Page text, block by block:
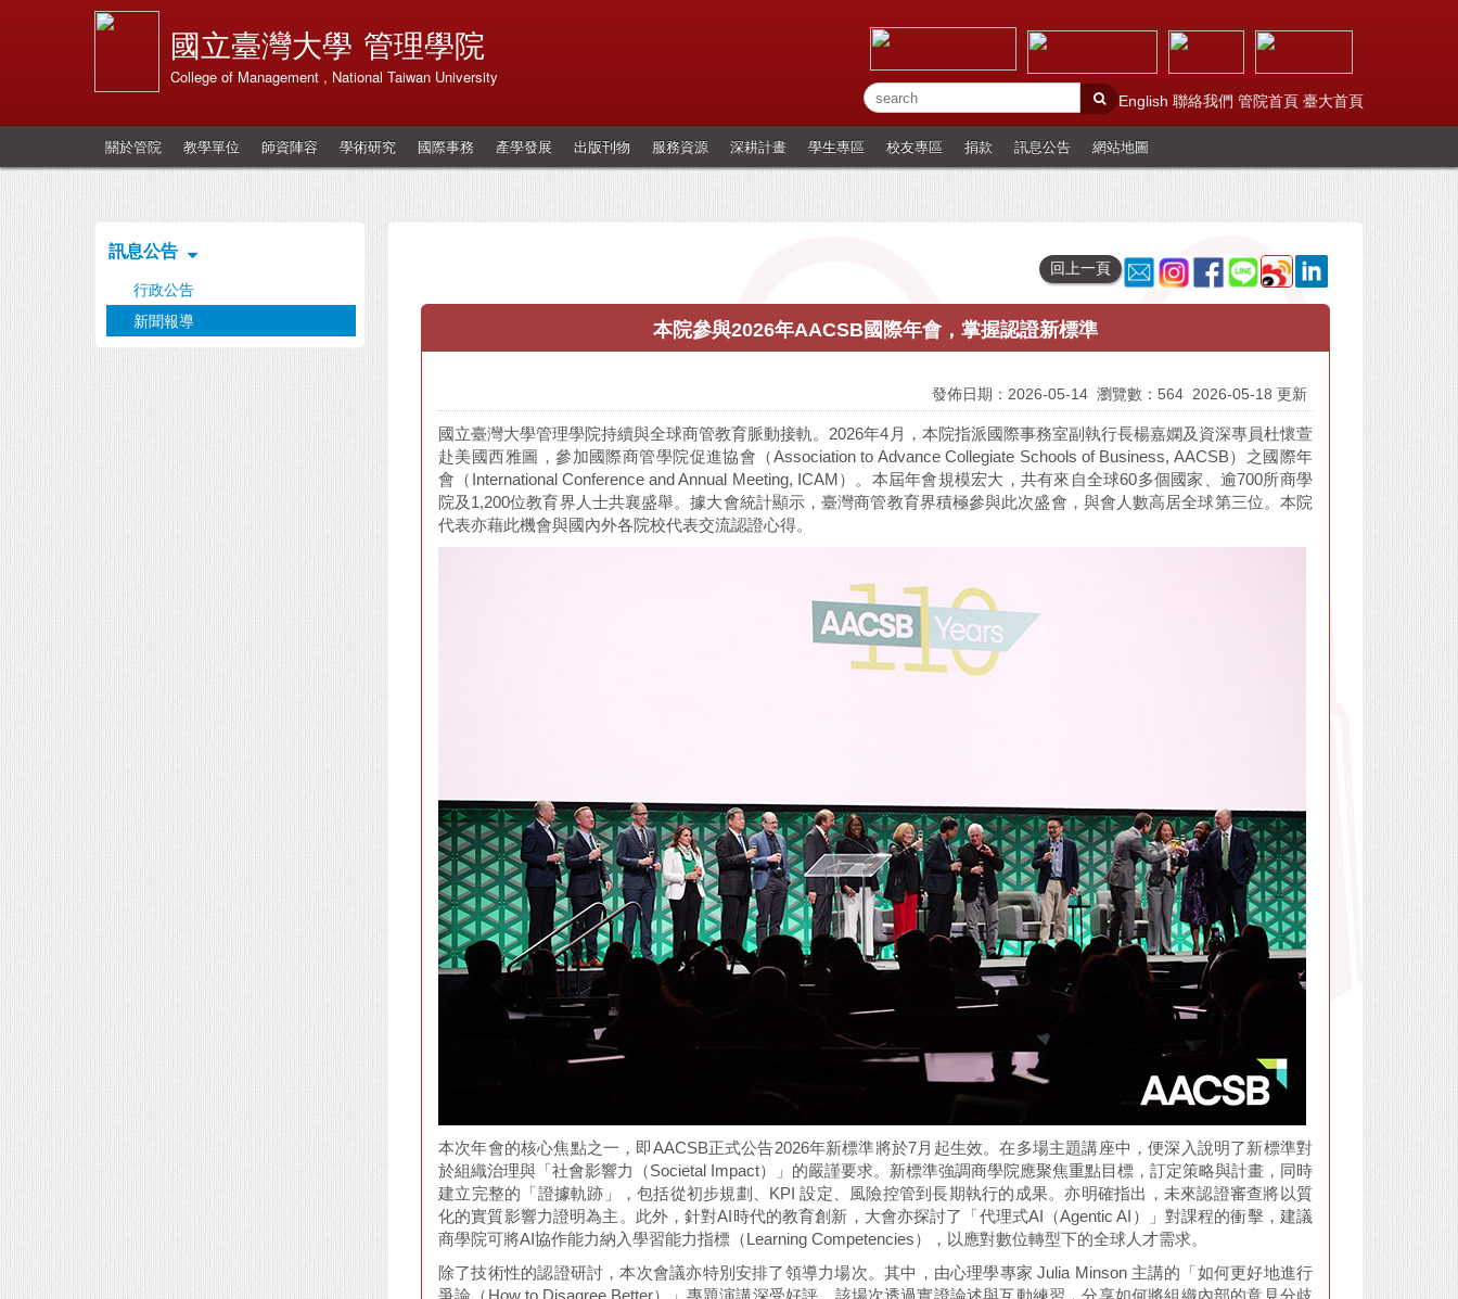
國立臺灣大學 管理學院
College of Management , National Taiwan University
English 聯絡我們 管院首頁 臺大首頁
關於管院 教學單位 師資陣容 學術研究 國際事務 產學發展 出版刊物 服務資源 深耕計畫 學生專區 校友專區 捐款 訊息公告 網站地圖
訊息公告
行政公告
新聞報導
回上一頁
本院參與2026年AACSB國際年會，掌握認證新標準
發佈日期：2026-05-14 瀏覽數：564 2026-05-18 更新
國立臺灣大學管理學院持續與全球商管教育脈動接軌。2026年4月，本院指派國際事務室副執行長楊嘉嫻及資深專員杜懷萱
赴美國西雅圖，參加國際商管學院促進協會（Association to Advance Collegiate Schools of Business, AACSB）之國際年
會（International Conference and Annual Meeting, ICAM）。本屆年會規模宏大，共有來自全球60多個國家、逾700所商學
院及1,200位教育界人士共襄盛舉。據大會統計顯示，臺灣商管教育界積極參與此次盛會，與會人數高居全球第三位。本院
代表亦藉此機會與國內外各院校代表交流認證心得。
本次年會的核心焦點之一，即AACSB正式公告2026年新標準將於7月起生效。在多場主題講座中，便深入說明了新標準對
於組織治理與「社會影響力（Societal Impact）」的嚴謹要求。新標準強調商學院應聚焦重點目標，訂定策略與計畫，同時
建立完整的「證據軌跡」，包括從初步規劃、KPI 設定、風險控管到長期執行的成果。亦明確指出，未來認證審查將以質
化的實質影響力證明為主。此外，針對AI時代的教育創新，大會亦探討了「代理式AI（Agentic AI）」對課程的衝擊，建議
商學院可將AI協作能力納入學習能力指標（Learning Competencies），以應對數位轉型下的全球人才需求。
除了技術性的認證研討，本次會議亦特別安排了領導力場次。其中，由心理學專家 Julia Minson 主講的「如何更好地進行
爭論（How to Disagree Better）」專題演講深受好評。該場次透過實證論述與互動練習，分享如何將組織內部的意見分歧